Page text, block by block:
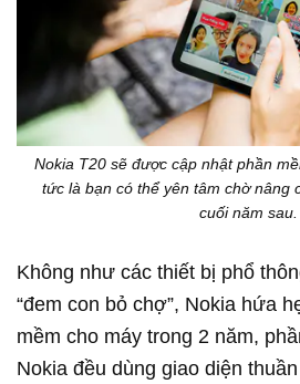
Nokia T20 sẽ được cập nhật phần
tức là bạn có thể yên tâm chờ nâng
cuối năm sau.
Không như các thiết bị phổ
“đem con bỏ chợ”, Nokia hứa
mềm cho máy trong 2 năm,
Nokia đều dùng giao diện